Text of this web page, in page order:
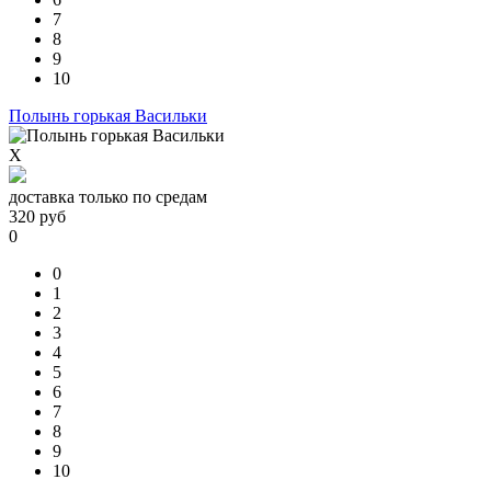
7
8
9
10
Полынь горькая Васильки
X
доставка только по средам
320 руб
0
0
1
2
3
4
5
6
7
8
9
10